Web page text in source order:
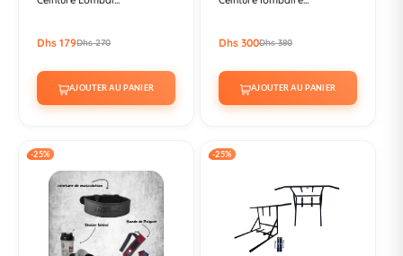
Dhs 179Dhs 270
AJOUTER AU PANIER
Dhs 300Dhs 380
AJOUTER AU PANIER
-25% -25%